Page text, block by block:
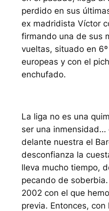
perdido en sus
ex madridista Víctor
firmando una de sus
vueltas, situado en
europeas y con el
enchufado.
La liga no es una
ser una inmensidad…
delante nuestra el
desconfianza la
lleva mucho tiempo,
pecando de
2002 con el que
previa. Entonces,